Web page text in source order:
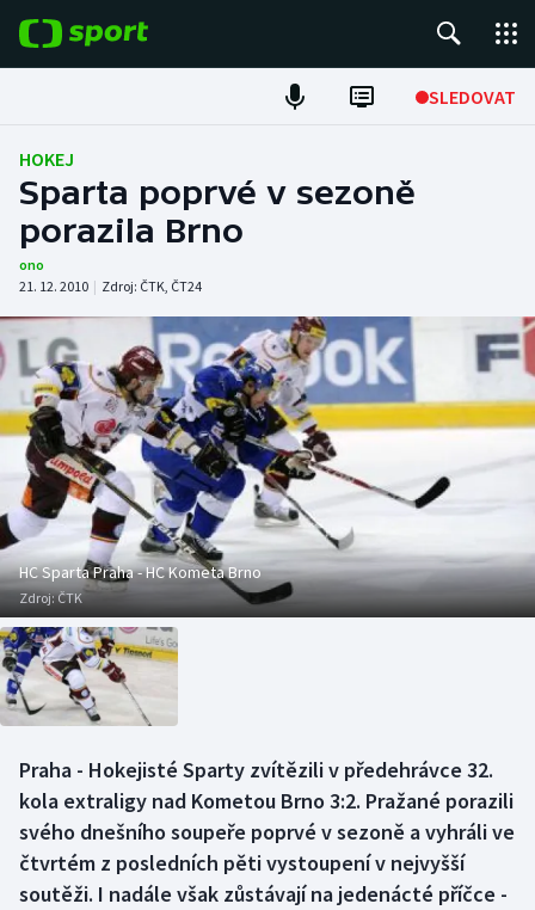
SLEDOVAT
Fotbal
Hokej
Atletika
Cyklistika
DALŠÍ SPORTY
Americký fotbal
Baseball a softbal
Basketbal
Biatlon
Boby a skeleton
Box
Curling
Dostihy
NEPŘEHLÉDNĚTE
Soutěže
Historické návraty
Aplikace ČT sport
AZ kvíz
HOKEJ
Sparta poprvé v sezoně
porazila Brno
ono
21. 12. 2010 | Zdroj: ČTK, ČT24
HC Sparta Praha - HC Kometa Brno
Zdroj:ČTK
Praha - Hokejisté Sparty zvítězili v předehrávce 32.
kola extraligy nad Kometou Brno 3:2. Pražané porazili
svého dnešního soupeře poprvé v sezoně a vyhráli ve
čtvrtém z posledních pěti vystoupení v nejvyšší
soutěži. I nadále však zůstávají na jedenácté příčce -